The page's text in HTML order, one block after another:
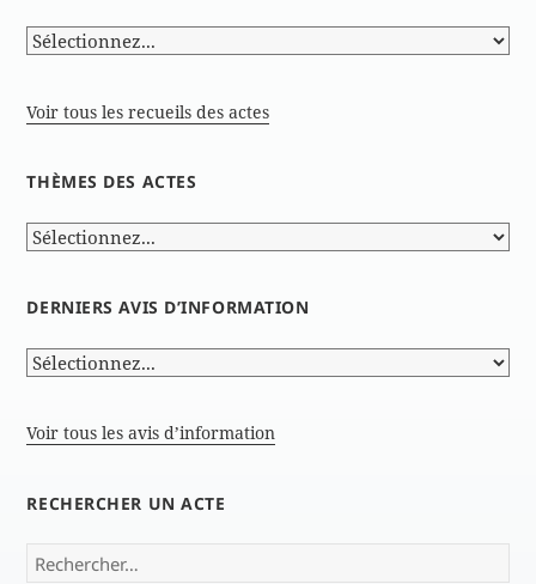
Voir tous les recueils des actes
THÈMES DES ACTES
DERNIERS AVIS D’INFORMATION
Voir tous les avis d’information
RECHERCHER UN ACTE
Rechercher :